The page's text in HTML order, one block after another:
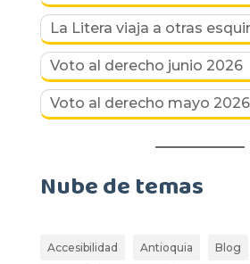
La Litera viaja a otras
Voto al derecho junio 2026
Voto al derecho mayo 2026
Nube de temas
Accesibilidad Antioquia Blog